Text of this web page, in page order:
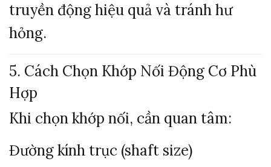
truyền động hiệu quả và tránh hư
hỏng.
5. Cách Chọn Khớp Nối Động Cơ Phù
Hợp
Khi chọn khớp nối, cần quan tâm:
Đường kính trục (shaft size)